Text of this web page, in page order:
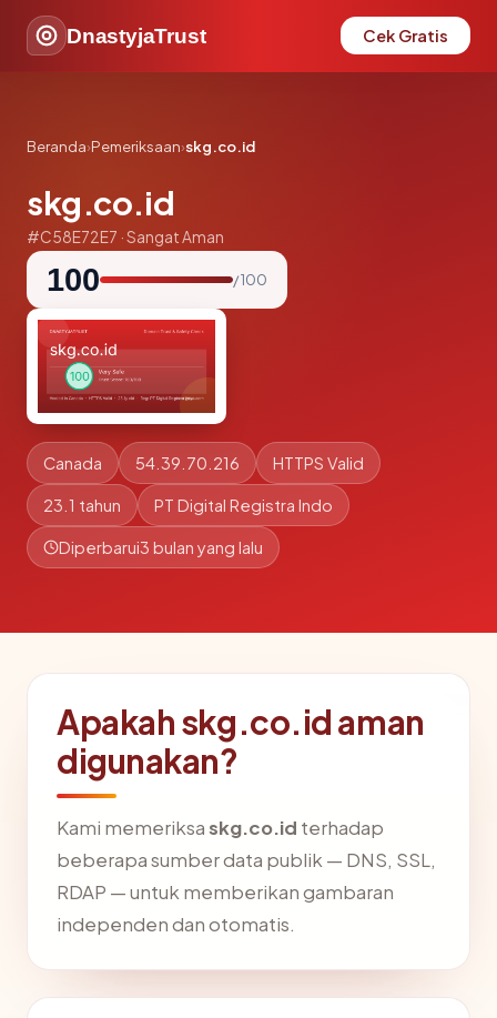
DnastyjaTrust Cek Gratis
Beranda›Pemeriksaan›skg.co.id
skg.co.id
#C58E72E7 · Sangat Aman
100 / 100
Canada 54.39.70.216 HTTPS Valid
23.1 tahun PT Digital Registra Indo
Diperbarui3 bulan yang lalu
Apakah skg.co.id aman
digunakan?
Kami memeriksaskg.co.id terhadap
beberapa sumber data publik — DNS, SSL,
RDAP — untuk memberikan gambaran
independen dan otomatis.